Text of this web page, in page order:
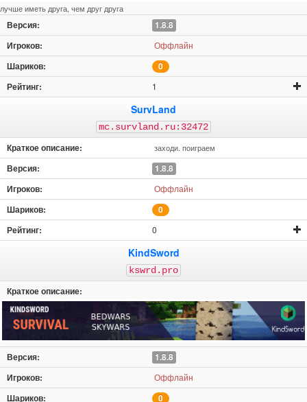
лучше иметь друга, чем друг друга
1.8.8
Оффлайн
0
1
SurvLand
mc.survland.ru:32472
заходи. поиграем
1.8.8
Оффлайн
0
0
KindSword
kswrd.pro
1.8.8
Оффлайн
0